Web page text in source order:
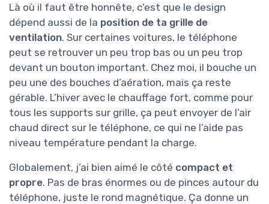
Là où il faut être honnête, c’est que le design
dépend aussi de la position de ta grille de
ventilation. Sur certaines voitures, le téléphone
peut se retrouver un peu trop bas ou un peu trop
devant un bouton important. Chez moi, il bouche un
peu une des bouches d’aération, mais ça reste
gérable. L’hiver avec le chauffage fort, comme pour
tous les supports sur grille, ça peut envoyer de l’air
chaud direct sur le téléphone, ce qui ne l’aide pas
niveau température pendant la charge.
Globalement, j’ai bien aimé le côté compact et
propre. Pas de bras énormes ou de pinces autour du
téléphone, juste le rond magnétique. Ça donne un